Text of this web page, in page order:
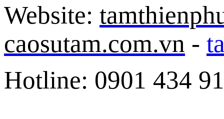
Website:
caosutam.com.vn -
Hotline: 0901 434